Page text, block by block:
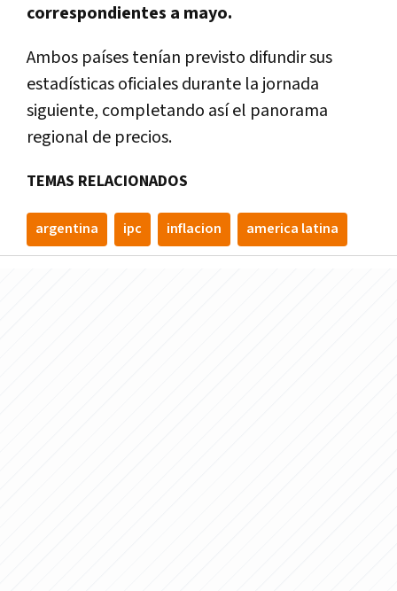
correspondientes a mayo.
Ambos países tenían previsto difundir sus
estadísticas oficiales durante la jornada
siguiente, completando así el panorama
regional de precios.
TEMAS RELACIONADOS
argentina ipc inflacion america latina